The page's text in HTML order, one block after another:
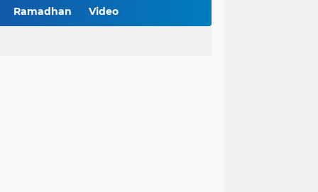
Baru Industri Jasa Keuangan
Ramadhan Video